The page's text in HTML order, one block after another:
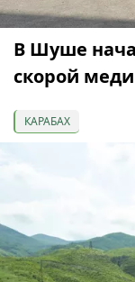
В Шуше
скорой
КАРАБАХ